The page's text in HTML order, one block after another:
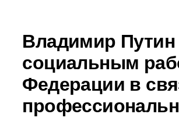
Владимир Путин
социальным
Федерации в